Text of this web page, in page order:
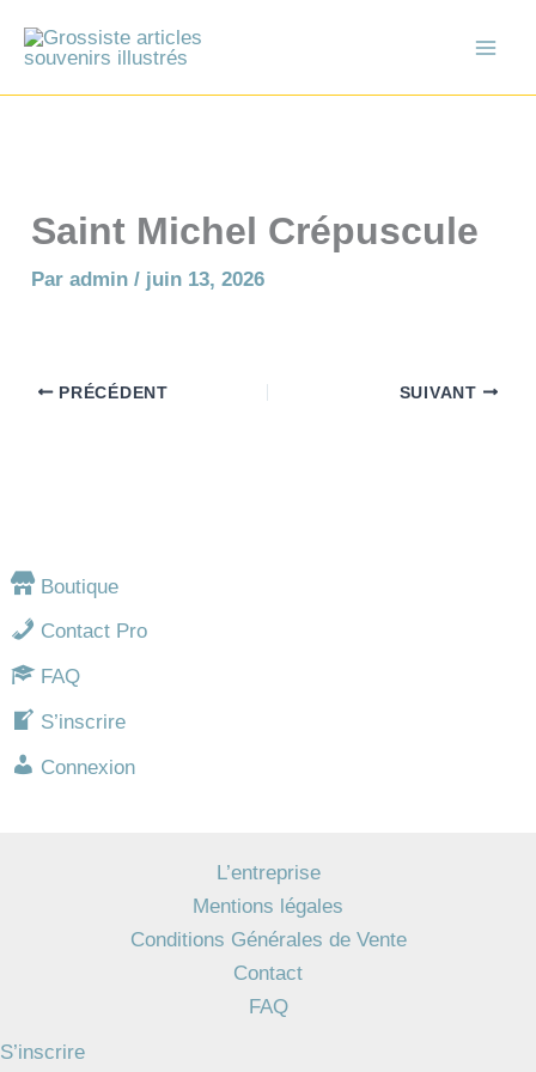
Boutique
Contact Pro
FAQ
S’inscrire
Connexion
Saint Michel Crépuscule
Paradmin/ juin 13, 2026
PRÉCÉDENT SUIVANT
L’entreprise
Mentions légales
Conditions Générales de Vente
Contact
FAQ
S’inscrire